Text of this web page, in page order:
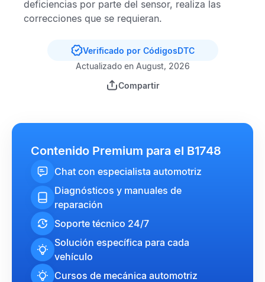
deficiencias por parte del sensor, realiza las
correcciones que se requieran.
Verificado por CódigosDTC
Actualizado en August, 2026
Compartir
Contenido Premium para el B1748
Chat con especialista automotriz
Diagnósticos y manuales de
reparación
Soporte técnico 24/7
Solución específica para cada
vehículo
Cursos de mecánica automotriz